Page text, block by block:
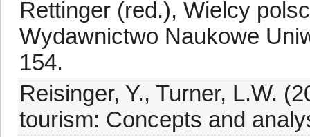
Rettinger (red.), Wielcy
Wydawnictwo Naukowe
154.
Reisinger, Y., Turner, L.W.
tourism: Concepts and